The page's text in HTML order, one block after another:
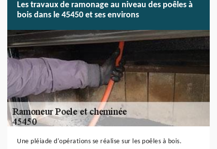
Les travaux de ramonage au niveau des poêles à
bois dans le 45450 et ses environs
Une pléiade d'opérations se réalise sur les poêles à bois.